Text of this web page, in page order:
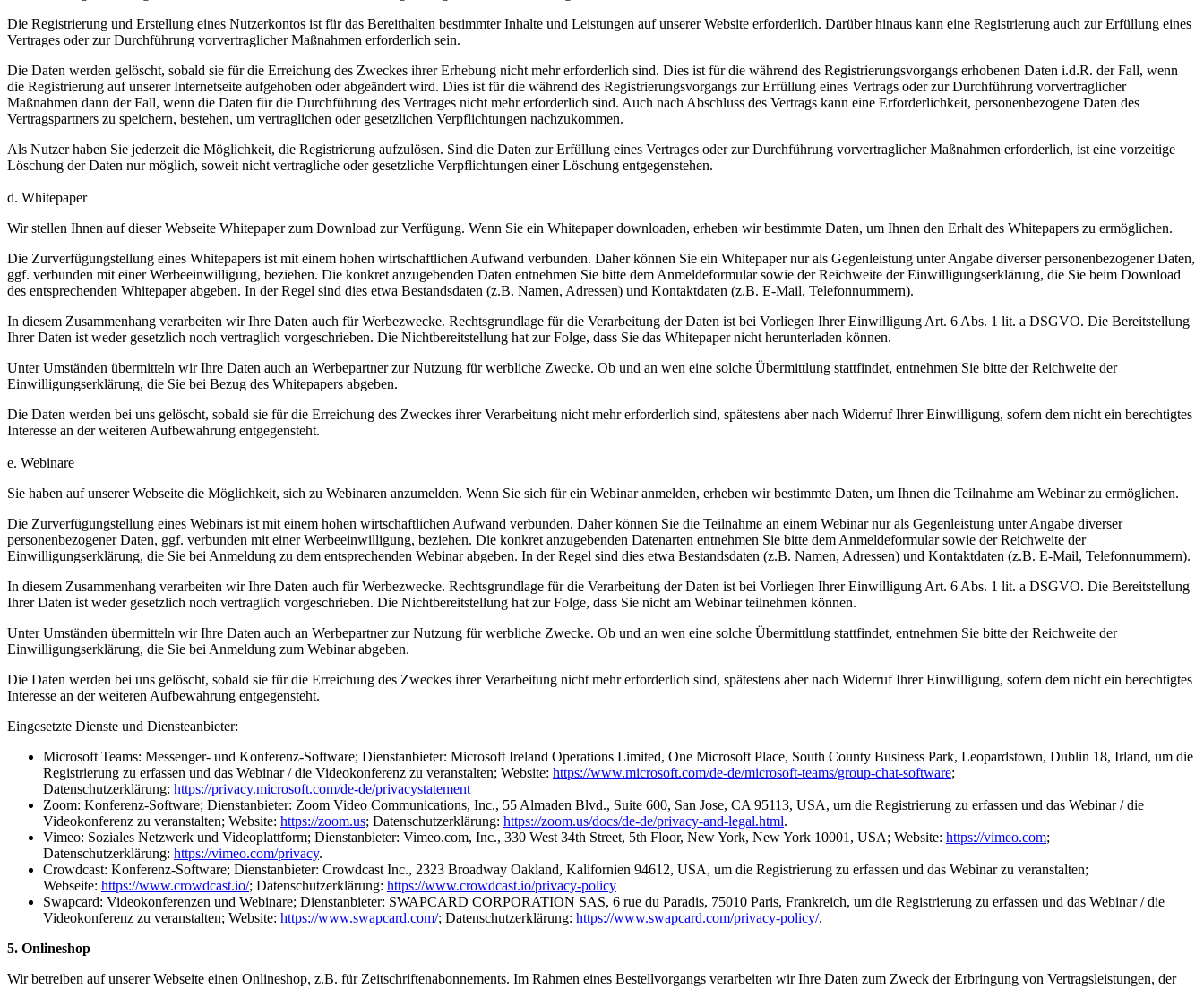
Die Registrierung und Erstellung eines Nutzerkontos ist für das Bereithalten bestimmter Inhalte und Leistungen auf unserer Website erforderlich. Darüber hinaus kann eine Registrierung auch zur Erfüllung eines
Vertrages oder zur Durchführung vorvertraglicher Maßnahmen erforderlich sein.
Die Daten werden gelöscht, sobald sie für die Erreichung des Zweckes ihrer Erhebung nicht mehr erforderlich sind. Dies ist für die während des Registrierungsvorgangs erhobenen Daten i.d.R. der Fall, wenn
die Registrierung auf unserer Internetseite aufgehoben oder abgeändert wird. Dies ist für die während des Registrierungsvorgangs zur Erfüllung eines Vertrags oder zur Durchführung vorvertraglicher
Maßnahmen dann der Fall, wenn die Daten für die Durchführung des Vertrages nicht mehr erforderlich sind. Auch nach Abschluss des Vertrags kann eine Erforderlichkeit, personenbezogene Daten des
Vertragspartners zu speichern, bestehen, um vertraglichen oder gesetzlichen Verpflichtungen nachzukommen.
Als Nutzer haben Sie jederzeit die Möglichkeit, die Registrierung aufzulösen. Sind die Daten zur Erfüllung eines Vertrages oder zur Durchführung vorvertraglicher Maßnahmen erforderlich, ist eine vorzeitige
Löschung der Daten nur möglich, soweit nicht vertragliche oder gesetzliche Verpflichtungen einer Löschung entgegenstehen.
d. Whitepaper
Wir stellen Ihnen auf dieser Webseite Whitepaper zum Download zur Verfügung. Wenn Sie ein Whitepaper downloaden, erheben wir bestimmte Daten, um Ihnen den Erhalt des Whitepapers zu ermöglichen.
Die Zurverfügungstellung eines Whitepapers ist mit einem hohen wirtschaftlichen Aufwand verbunden. Daher können Sie ein Whitepaper nur als Gegenleistung unter Angabe diverser personenbezogener Daten,
ggf. verbunden mit einer Werbeeinwilligung, beziehen. Die konkret anzugebenden Daten entnehmen Sie bitte dem Anmeldeformular sowie der Reichweite der Einwilligungserklärung, die Sie beim Download
des entsprechenden Whitepaper abgeben. In der Regel sind dies etwa Bestandsdaten (z.B. Namen, Adressen) und Kontaktdaten (z.B. E-Mail, Telefonnummern).
In diesem Zusammenhang verarbeiten wir Ihre Daten auch für Werbezwecke. Rechtsgrundlage für die Verarbeitung der Daten ist bei Vorliegen Ihrer Einwilligung Art. 6 Abs. 1 lit. a DSGVO. Die Bereitstellung
Ihrer Daten ist weder gesetzlich noch vertraglich vorgeschrieben. Die Nichtbereitstellung hat zur Folge, dass Sie das Whitepaper nicht herunterladen können.
Unter Umständen übermitteln wir Ihre Daten auch an Werbepartner zur Nutzung für werbliche Zwecke. Ob und an wen eine solche Übermittlung stattfindet, entnehmen Sie bitte der Reichweite der
Einwilligungserklärung, die Sie bei Bezug des Whitepapers abgeben.
Die Daten werden bei uns gelöscht, sobald sie für die Erreichung des Zweckes ihrer Verarbeitung nicht mehr erforderlich sind, spätestens aber nach Widerruf Ihrer Einwilligung, sofern dem nicht ein berechtigtes
Interesse an der weiteren Aufbewahrung entgegensteht.
e. Webinare
Sie haben auf unserer Webseite die Möglichkeit, sich zu Webinaren anzumelden. Wenn Sie sich für ein Webinar anmelden, erheben wir bestimmte Daten, um Ihnen die Teilnahme am Webinar zu ermöglichen.
Die Zurverfügungstellung eines Webinars ist mit einem hohen wirtschaftlichen Aufwand verbunden. Daher können Sie die Teilnahme an einem Webinar nur als Gegenleistung unter Angabe diverser
personenbezogener Daten, ggf. verbunden mit einer Werbeeinwilligung, beziehen. Die konkret anzugebenden Datenarten entnehmen Sie bitte dem Anmeldeformular sowie der Reichweite der
Einwilligungserklärung, die Sie bei Anmeldung zu dem entsprechenden Webinar abgeben. In der Regel sind dies etwa Bestandsdaten (z.B. Namen, Adressen) und Kontaktdaten (z.B. E-Mail, Telefonnummern).
In diesem Zusammenhang verarbeiten wir Ihre Daten auch für Werbezwecke. Rechtsgrundlage für die Verarbeitung der Daten ist bei Vorliegen Ihrer Einwilligung Art. 6 Abs. 1 lit. a DSGVO. Die Bereitstellung
Ihrer Daten ist weder gesetzlich noch vertraglich vorgeschrieben. Die Nichtbereitstellung hat zur Folge, dass Sie nicht am Webinar teilnehmen können.
Unter Umständen übermitteln wir Ihre Daten auch an Werbepartner zur Nutzung für werbliche Zwecke. Ob und an wen eine solche Übermittlung stattfindet, entnehmen Sie bitte der Reichweite der
Einwilligungserklärung, die Sie bei Anmeldung zum Webinar abgeben.
Die Daten werden bei uns gelöscht, sobald sie für die Erreichung des Zweckes ihrer Verarbeitung nicht mehr erforderlich sind, spätestens aber nach Widerruf Ihrer Einwilligung, sofern dem nicht ein berechtigtes
Interesse an der weiteren Aufbewahrung entgegensteht.
Eingesetzte Dienste und Diensteanbieter:
Microsoft Teams: Messenger- und Konferenz-Software; Dienstanbieter: Microsoft Ireland Operations Limited, One Microsoft Place, South County Business Park, Leopardstown, Dublin 18, Irland, um die
Registrierung zu erfassen und das Webinar / die Videokonferenz zu veranstalten; Website: https://www.microsoft.com/de-de/microsoft-teams/group-chat-software;
Datenschutzerklärung: https://privacy.microsoft.com/de-de/privacystatement
Zoom: Konferenz-Software; Dienstanbieter: Zoom Video Communications, Inc., 55 Almaden Blvd., Suite 600, San Jose, CA 95113, USA, um die Registrierung zu erfassen und das Webinar / die
Videokonferenz zu veranstalten; Website: https://zoom.us; Datenschutzerklärung: https://zoom.us/docs/de-de/privacy-and-legal.html.
Vimeo: Soziales Netzwerk und Videoplattform; Dienstanbieter: Vimeo.com, Inc., 330 West 34th Street, 5th Floor, New York, New York 10001, USA; Website: https://vimeo.com;
Datenschutzerklärung: https://vimeo.com/privacy.
Crowdcast: Konferenz-Software; Dienstanbieter: Crowdcast Inc., 2323 Broadway Oakland, Kalifornien 94612, USA, um die Registrierung zu erfassen und das Webinar zu veranstalten;
Webseite: https://www.crowdcast.io/; Datenschutzerklärung: https://www.crowdcast.io/privacy-policy
Swapcard: Videokonferenzen und Webinare; Dienstanbieter: SWAPCARD CORPORATION SAS, 6 rue du Paradis, 75010 Paris, Frankreich, um die Registrierung zu erfassen und das Webinar / die
Videokonferenz zu veranstalten; Website: https://www.swapcard.com/; Datenschutzerklärung: https://www.swapcard.com/privacy-policy/.
5. Onlineshop
Wir betreiben auf unserer Webseite einen Onlineshop, z.B. für Zeitschriftenabonnements. Im Rahmen eines Bestellvorgangs verarbeiten wir Ihre Daten zum Zweck der Erbringung von Vertragsleistungen, der